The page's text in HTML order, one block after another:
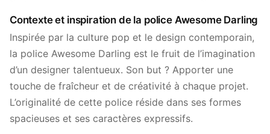
Contexte et inspiration de la police Awesome Darling
Inspirée par la culture pop et le design contemporain,
la police Awesome Darling est le fruit de l’imagination
d’un designer talentueux. Son but ? Apporter une
touche de fraîcheur et de créativité à chaque projet.
L’originalité de cette police réside dans ses formes
spacieuses et ses caractères expressifs.